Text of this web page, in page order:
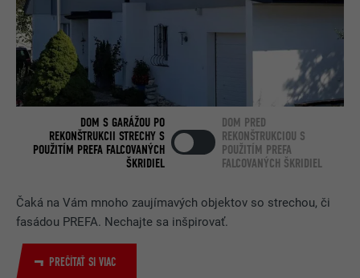
Čaká na Vám mnoho zaujímavých objektov so strechou, či
fasádou PREFA. Nechajte sa inšpirovať.
PREČÍTAŤ SI VIAC
DOM S GARÁŽOU PO
REKONŠTRUKCII STRECHY S
POUŽITÍM PREFA FALCOVANÝCH
ŠKRIDIEL
DOM PRED
REKONŠTRUKCIOU S
POUŽITÍM PREFA
FALCOVANÝCH ŠKRIDIEL
DOBA TRVANIA 2 roky
ÚČEL
Používa ho služba sociálnej siete
LinkedIn na sledovanie používania
vložených služieb.
bscookie
POSKYTOVATEĽ LinkedIn
DOBA TRVANIA